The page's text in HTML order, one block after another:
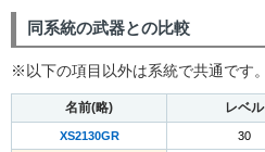
同系統の武器との比較
※以下の項目以外は系統で共通です。
名前(略) レベル
XS2130GR 30